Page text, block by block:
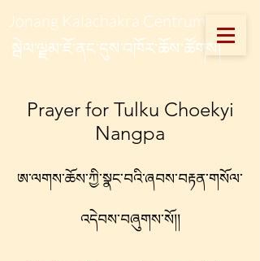
Jonang Kalachakra Centrum
སྦེལ་ལྗམ་ཇོ་ནང་དུས་འཁོར་ཆོས་ཚོགས།
Prayer for Tulku Choekyi
Nangpa
ཨ་ལགས་ཆོས་ཀྱི་སྣང་བའི་ཞབས་བརྟན་གསོལ་
འདེབས་བཞུགས་སོ།།